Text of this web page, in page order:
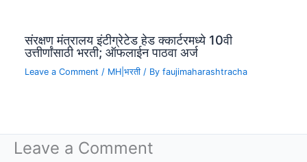
संरक्षण मंत्रालय इंटीग्रेटेड हेड क्कार्टरमध्ये 10वी
उत्तीर्णांसाठी भरती; ऑफलाईन पाठवा अर्ज
Leave a Comment / MH|भरती / Byfaujimaharashtracha
Leave a Comment